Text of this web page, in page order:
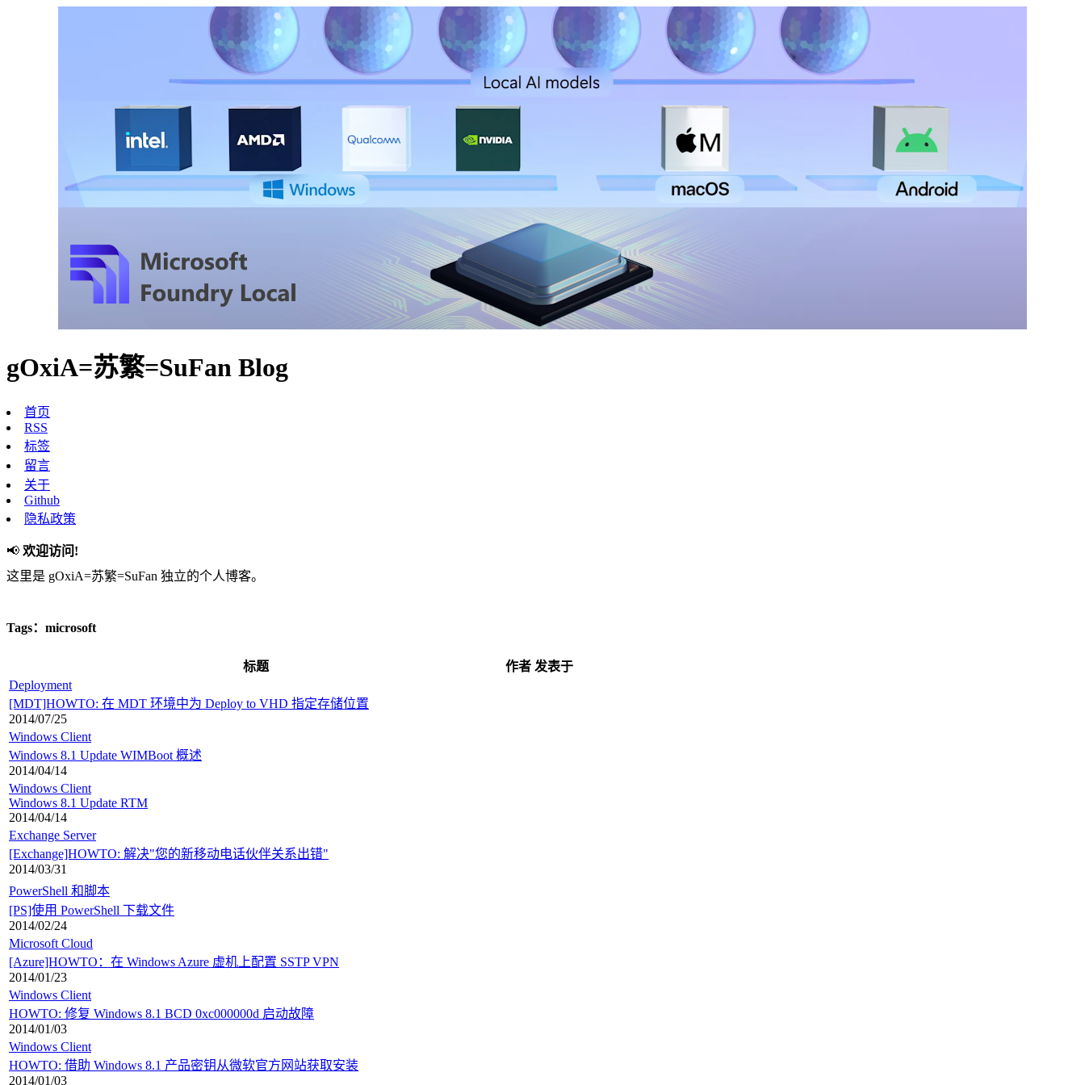
gOxiA=苏繁=SuFan Blog
首页
RSS
标签
留言
关于
Github
隐私政策
📢 欢迎访问!
这里是 gOxiA=苏繁=SuFan 独立的个人博客。
Tags：microsoft
标题 作者 发表于
Deployment
[MDT]HOWTO: 在 MDT 环境中为 Deploy to VHD 指定存储位置
2014/07/25
Windows Client
Windows 8.1 Update WIMBoot 概述
2014/04/14
Windows Client
Windows 8.1 Update RTM
2014/04/14
Exchange Server
[Exchange]HOWTO: 解决"您的新移动电话伙伴关系出错"
2014/03/31
PowerShell 和脚本
[PS]使用 PowerShell 下载文件
2014/02/24
Microsoft Cloud
[Azure]HOWTO：在 Windows Azure 虚机上配置 SSTP VPN
2014/01/23
Windows Client
HOWTO: 修复 Windows 8.1 BCD 0xc000000d 启动故障
2014/01/03
Windows Client
HOWTO: 借助 Windows 8.1 产品密钥从微软官方网站获取安装
2014/01/03